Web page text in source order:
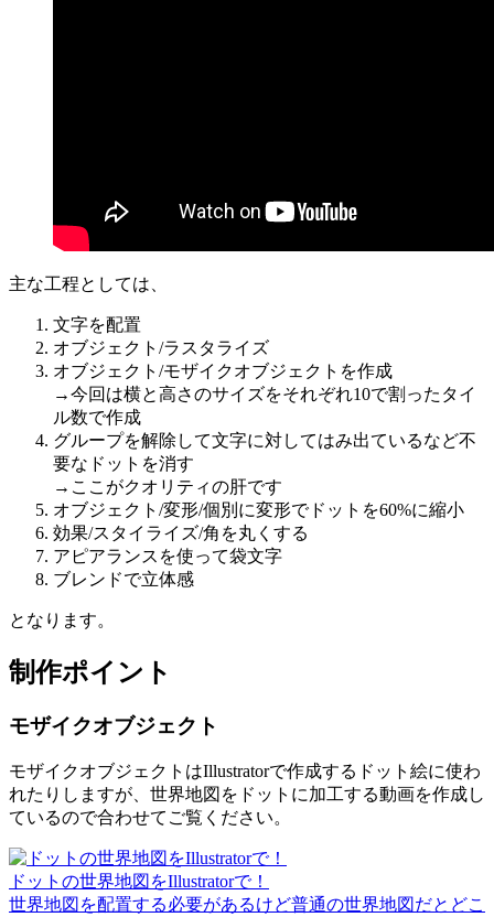
主な工程としては、
文字を配置
オブジェクト/ラスタライズ
オブジェクト/モザイクオブジェクトを作成
→今回は横と高さのサイズをそれぞれ10で割ったタイ
ル数で作成
グループを解除して文字に対してはみ出ているなど不
要なドットを消す
→ここがクオリティの肝です
オブジェクト/変形/個別に変形でドットを60%に縮小
効果/スタイライズ/角を丸くする
アピアランスを使って袋文字
ブレンドで立体感
となります。
制作ポイント
モザイクオブジェクト
モザイクオブジェクトはIllustratorで作成するドット絵に使わ
れたりしますが、世界地図をドットに加工する動画を作成し
ているので合わせてご覧ください。
ドットの世界地図をIllustratorで！
世界地図を配置する必要があるけど普通の世界地図だとどこ